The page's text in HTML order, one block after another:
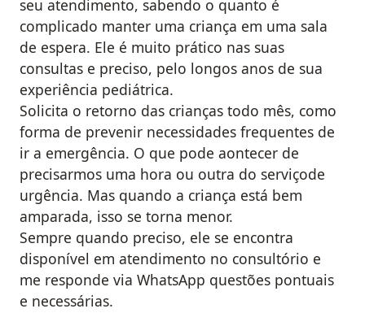
seu atendimento, sabendo o quanto é
complicado manter uma criança em uma sala
de espera. Ele é muito prático nas suas
consultas e preciso, pelo longos anos de sua
experiência pediátrica.
Solicita o retorno das crianças todo mês, como
forma de prevenir necessidades frequentes de
ir a emergência. O que pode aontecer de
precisarmos uma hora ou outra do serviçode
urgência. Mas quando a criança está bem
amparada, isso se torna menor.
Sempre quando preciso, ele se encontra
disponível em atendimento no consultório e
me responde via WhatsApp questões pontuais
e necessárias.